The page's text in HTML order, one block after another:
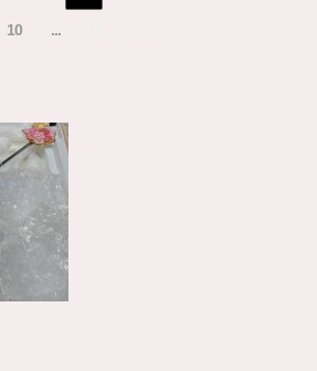
10 ...